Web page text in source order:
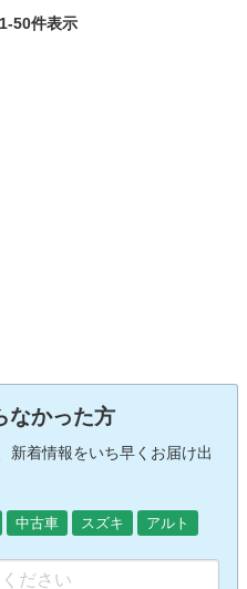
50件表示
なかった方
新着情報をいち早くお届け出
中古車 スズキ アルト